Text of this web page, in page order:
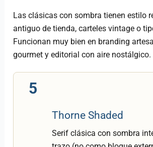
Las clásicas con sombra tienen estilo
antiguo de tienda, carteles vintage o
Funcionan muy bien en branding
gourmet y editorial con aire nostálgico.
5
Thorne Shaded
Serif clásica con sombra